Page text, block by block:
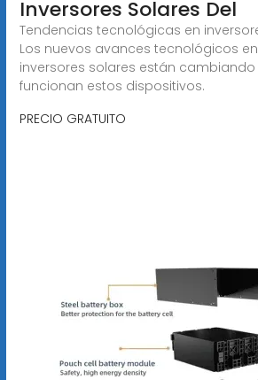
Inversores Solares Del
Tendencias tecnológicas en
Los nuevos avances tecnológicos
inversores solares están
funcionan estos dispositivos.
PRECIO GRATUITO